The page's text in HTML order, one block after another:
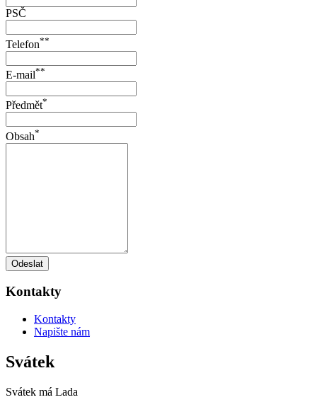
PSČ
Telefon**
E-mail**
Předmět*
Obsah*
Odeslat
Kontakty
Kontakty
Napište nám
Svátek
Svátek má Lada